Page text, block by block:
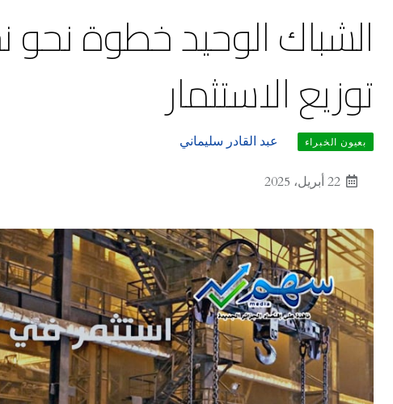
الشباك الوحيد خطوة
توزيع الاستثمار
بعيون الخبراء عبد القادر سليماني
22 أبريل، 2025